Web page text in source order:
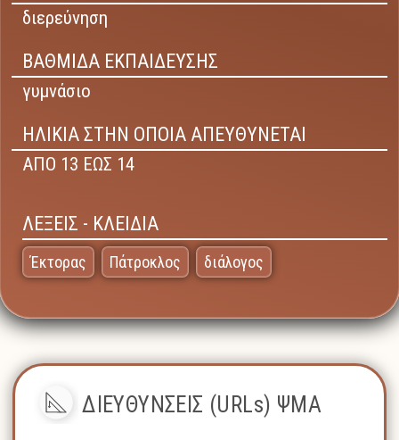
διερεύνηση
ΒΑΘΜΙΔΑ ΕΚΠΑΙΔΕΥΣΗΣ
γυμνάσιο
ΗΛΙΚΙΑ ΣΤΗΝ ΟΠΟΙΑ ΑΠΕΥΘΥΝΕΤΑΙ
ΑΠΟ 13 ΕΩΣ 14
ΛΕΞΕΙΣ - ΚΛΕΙΔΙΑ
Έκτορας Πάτροκλος διάλογος
ΔΙΕΥΘΥΝΣΕΙΣ (URLs) ΨΜΑ